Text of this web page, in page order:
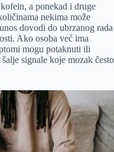
a ponekad i druge
nekima može
dovodi do ubrzanog rada
Ako osoba već ima
mogu potaknuti ili
signale koje mozak često